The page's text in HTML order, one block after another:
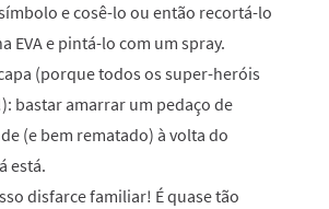
e cosê-lo ou então recortá-lo
EVA e pintá-lo com um spray.
(porque todos os super-heróis
bastar amarrar um pedaço de
(e bem rematado) à volta do
está.
disfarce familiar! É quase tão